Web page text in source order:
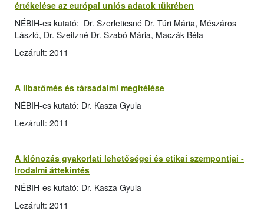
értékelése az európai uniós adatok tükrében
NÉBIH-es kutató: Dr. Szerleticsné Dr. Túri Mária, Mészáros
László, Dr. Szeitzné Dr. Szabó Mária, Maczák Béla
Lezárult: 2011
A libatömés és társadalmi megítélése
NÉBIH-es kutató: Dr. Kasza Gyula
Lezárult: 2011
A klónozás gyakorlati lehetőségei és etikai szempontjai -
Irodalmi áttekintés
NÉBIH-es kutató: Dr. Kasza Gyula
Lezárult: 2011